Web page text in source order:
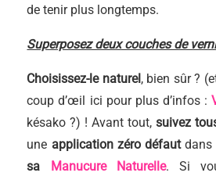
de tenir plus longtemps.
Superposez deux couches de
Choisissez-le naturel , bien sûr ?
coup d’œil ici pour plus d’infos :
késako ?) ! Avant tout,suivez
une application zéro défautdans
sa
Manucure Naturelle. Si